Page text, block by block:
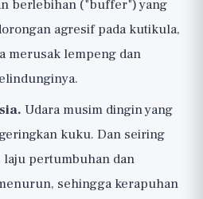
berlebihan ("buffer") yang
agresif pada kutikula,
merusak lempeng dan
Udara musim dingin yang
kuku. Dan seiring
laju pertumbuhan dan
sehingga kerapuhan